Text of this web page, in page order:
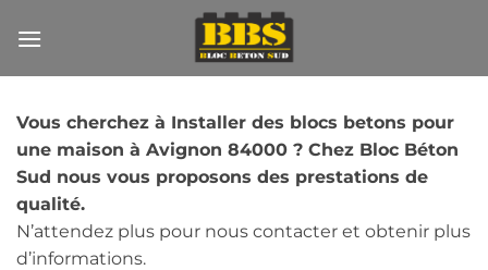
au
Vous cherchez à Installer des blocs betons pour
une maison à Avignon 84000 ? Chez Bloc Béton
Sud nous vous proposons des prestations de
qualité.
N’attendez plus pour nous contacter et obtenir plus
d’informations.